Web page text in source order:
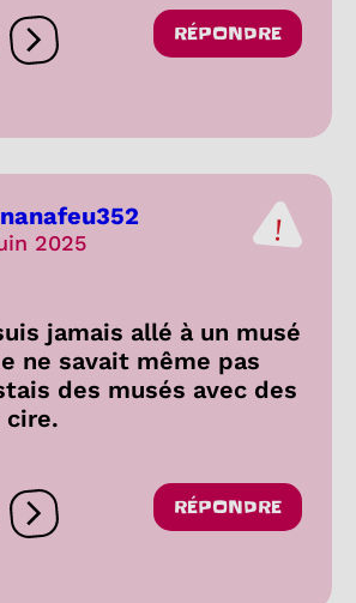
Ouvrir les réactions
RÉPONDRE
2025
jamais allé à un musé
ne savait même pas
des musés avec des
cire.
Ouvrir les réactions
RÉPONDRE